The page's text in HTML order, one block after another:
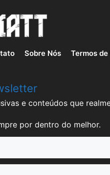
Sobre Nós Termos de
e conteúdos que
por dentro do melhor.